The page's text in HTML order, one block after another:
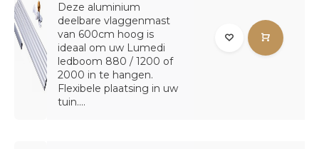
Deze aluminium
deelbare vlaggenmast
van 600cm hoog is
ideaal om uw Lumedi
ledboom 880 / 1200 of
2000 in te hangen.
Flexibele plaatsing in uw
tuin....